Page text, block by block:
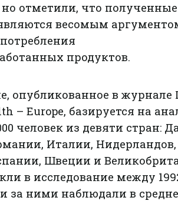
отметили, что полученные
весомым
продуктов.
опубликованное в журнале
– Europe, базируется на
человек из девяти стран:
Италии, Нидерландов,
Швеции и
в исследование между
и за ними наблюдали в